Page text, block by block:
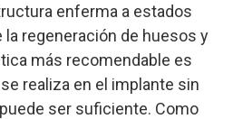
enferma a estados
la regeneración de huesos y
más recomendable es
realiza en el implante sin
ser suficiente. Como